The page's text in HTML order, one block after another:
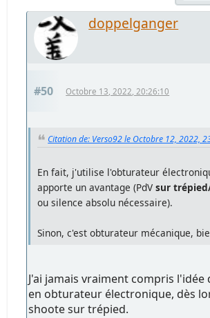
doppelganger
#50 Octobre 13, 2022, 20:26:10
Citation de: Verso92 le Octobre 12, 2022,
En fait, j'utilise l'obturateur
apporte un avantage (PdVsur
ou silence absolu nécessaire).
Sinon, c'est obturateur mécanique,
J'ai jamais vraiment compris l'idée
en obturateur électronique, dès
shoote sur trépied.